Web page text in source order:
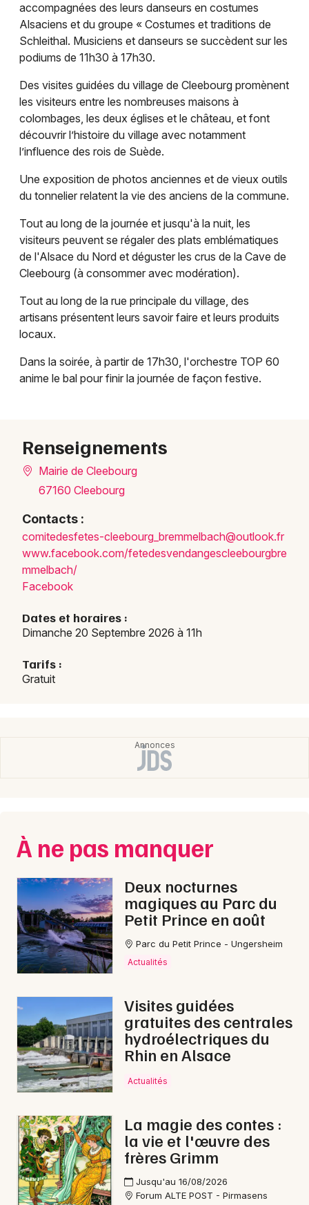
accompagnées des leurs danseurs en costumes
Alsaciens et du groupe « Costumes et traditions de
Schleithal. Musiciens et danseurs se succèdent sur les
podiums de 11h30 à 17h30.
Des visites guidées du village de Cleebourg promènent
les visiteurs entre les nombreuses maisons à
colombages, les deux églises et le château, et font
découvrir l’histoire du village avec notamment
l’influence des rois de Suède.
Une exposition de photos anciennes et de vieux outils
du tonnelier relatent la vie des anciens de la commune.
Tout au long de la journée et jusqu'à la nuit, les
visiteurs peuvent se régaler des plats emblématiques
de l'Alsace du Nord et déguster les crus de la Cave de
Cleebourg (à consommer avec modération).
Tout au long de la rue principale du village, des
artisans présentent leurs savoir faire et leurs produits
locaux.
Dans la soirée, à partir de 17h30, l'orchestre TOP 60
anime le bal pour finir la journée de façon festive.
Renseignements
Mairie de Cleebourg
67160 Cleebourg
Contacts :
comitedesfetes-cleebourg_ bremmelbach@outlook.fr
www.facebook.com/fetedesvendangescleebourgbre
mmelbach/
Facebook
Dates et horaires :
Dimanche 20 Septembre 2026 à 11h
Tarifs :
Gratuit
À ne pas manquer
Deux nocturnes
magiques au Parc du
Petit Prince en août
Parc du Petit Prince - Ungersheim
Actualités
Visites guidées
gratuites des centrales
hydroélectriques du
Rhin en Alsace
Actualités
La magie des contes :
la vie et l'œuvre des
frères Grimm
Jusqu'au 16/08/2026
Forum ALTE POST - Pirmasens